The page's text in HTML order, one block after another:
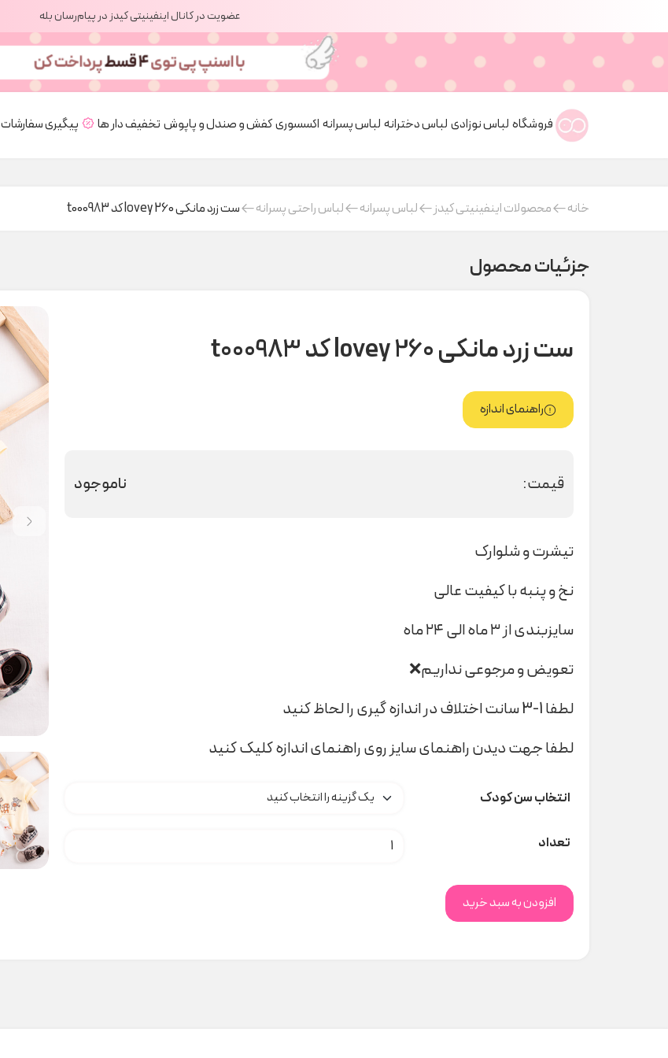
عضویت در کانال اینفینیتی کیدز در پیام‌رسان بله
فروشگاه لباس نوزادی لباس دخترانه لباس پسرانه اکسسوریکفش و صندل و پاپوش تخفیف دار ها پیگیری سفارشات
خانه محصولات اینفینیتی کیدز لباس پسرانه لباس راحتی پسرانه ست زرد مانکی lovey 260 کد t000983
جزئیات محصول
ست زرد مانکی lovey 260 کد t000983
راهنمای اندازه
قیمت: ناموجود
تیشرت و شلوارک
نخ و پنبه با کیفیت عالی
سایزبندی از ۳ ماه الی ۲۴ ماه
تعویض و مرجوعی نداریم❌
لطفا 1-3 سانت اختلاف در اندازه گیری را لحاظ کنید
لطفا جهت دیدن راهنمای سایز روی راهنمای اندازه کلیک کنید
انتخاب سن کودک
تعداد ست زرد مانکی lovey 260 کد t000983 عدد
افزودن به سبد خرید